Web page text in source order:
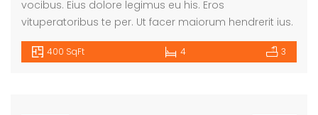
vocibus. Eius dolore legimus eu his. Eros
vituperatoribus te per. Ut facer maiorum hendrerit ius.
400 SqFt 4 3